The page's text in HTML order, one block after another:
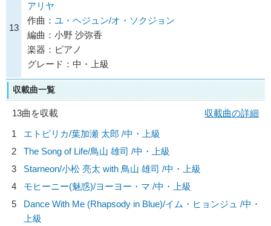
13
アリヤ
作曲： ユ・ヘジュン/オ・ソクジョン
編曲：小野 沙弥香
楽器：ピアノ
グレード：中・上級
収載曲一覧
13曲を収載
収載曲の詳細
1
エトピリカ/葉加瀬 太郎 /中・上級
2
The Song of Life/鳥山 雄司 /中・上級
3
Starneon/小松 亮太 with 鳥山 雄司 /中・上級
4
モヒーニー(魅惑)/ヨーヨー・マ /中・上級
5
Dance With Me (Rhapsody in Blue)/イム・ヒョンジュ /中・
上級